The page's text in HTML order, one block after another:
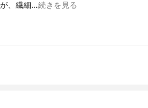
、繊細…続きを見る